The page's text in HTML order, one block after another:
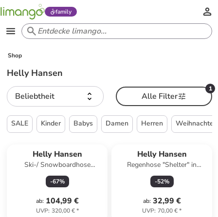
family
Shop
Helly Hansen
Beliebtheit
1
Alle Filter
SALE Kinder Babys Damen Herren Weihnachten
Helly Hansen
Ski-/ Snowboardhose
"Powderqueen" in Grau
-67%
ab: 104,99 €
UVP: 320,00 €*
Helly Hansen
Regenhose "Shelter" in
Schwarz
-52%
ab: 32,99 €
UVP: 70,00 €*